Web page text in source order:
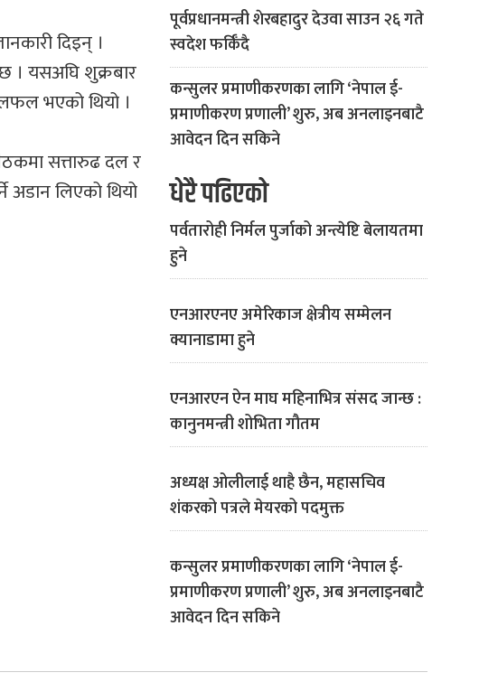
दिइन् ।
। यसअघि शुक्रबार
भएको थियो ।
सत्तारुढ दल र
अडान लिएको थियो
पूर्वप्रधानमन्त्री शेरबहादुर देउवा साउन २६ गते
स्वदेश फर्किँदै
कन्सुलर प्रमाणीकरणका लागि ‘नेपाल ई-
प्रमाणीकरण प्रणाली’ शुरु, अब अनलाइनबाटै
आवेदन दिन सकिने
धेरै पढिएको
पर्वतारोही निर्मल पुर्जाको अन्त्येष्टि बेलायतमा
हुने
एनआरएनए अमेरिकाज क्षेत्रीय सम्मेलन
क्यानाडामा हुने
एनआरएन ऐन माघ महिनाभित्र संसद जान्छ :
कानुनमन्त्री शोभिता गौतम
अध्यक्ष ओलीलाई थाहै छैन, महासचिव
शंकरको पत्रले मेयरको पदमुक्त
कन्सुलर प्रमाणीकरणका लागि ‘नेपाल ई-
प्रमाणीकरण प्रणाली’ शुरु, अब अनलाइनबाटै
आवेदन दिन सकिने